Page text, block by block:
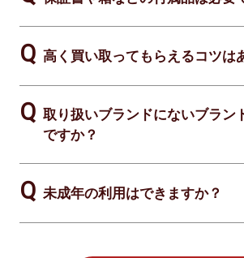
高く買い取ってもらえるコツは
取り扱いブランドにないブラン
ですか？
未成年の利用はできますか？